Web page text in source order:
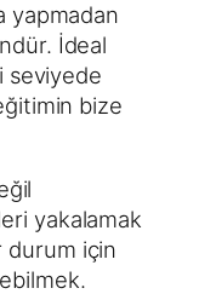
yapmadan
İdeal
seviyede
bize
yakalamak
durum için